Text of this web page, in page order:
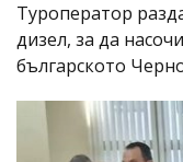
Туроператор
дизел, за да
българското